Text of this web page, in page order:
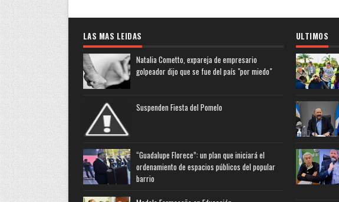
LAS MAS LEIDAS
Natalia Cometto, expareja de empresario
golpeador dijo que se fue del país "por miedo"
Suspenden Fiesta del Pomelo
“Guadalupe Florece”: un plan que iniciará el
ordenamiento de espacios públicos del popular
barrio
ULTIMOS